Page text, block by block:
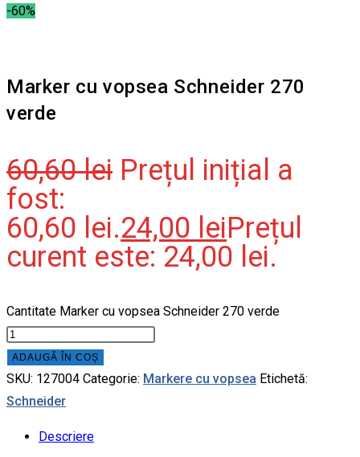
-60%
Marker cu vopsea Schneider 270
verde
60,60lei Prețul inițial a
fost:
60,60 lei.24,00 leiPrețul
curent este: 24,00 lei.
Cantitate Marker cu vopsea Schneider 270 verde
ADAUGĂ ÎN COȘ
SKU: 127004 Categorie: Markere cu vopsea Etichetă:
Schneider
Descriere